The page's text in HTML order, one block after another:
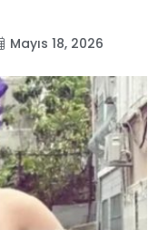
Mayıs 18, 2026